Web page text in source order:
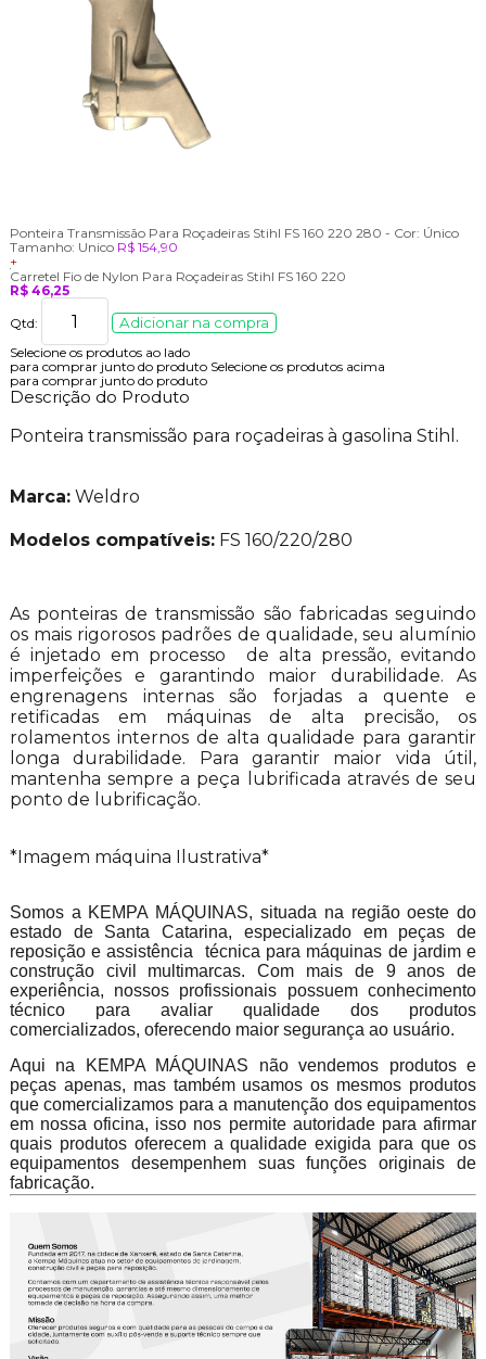
Ponteira Transmissão Para Roçadeiras Stihl FS 160 220 280 - Cor: Único
Tamanho: Unico R$ 154,90
+
Carretel Fio de Nylon Para Roçadeiras Stihl FS 160 220
R$ 46,25
Qtd:
Adicionar na compra
Selecione os produtos ao lado
para comprar junto do produto Selecione os produtos acima
para comprar junto do produto
Descrição do Produto
Ponteira transmissão para roçadeiras à gasolina Stihl.
Marca:Weldro
Modelos compatíveis:FS 160/220/280
As ponteiras de transmissão são fabricadas seguindo
os mais rigorosos padrões de qualidade, seu alumínio
é injetado em processo
de alta pressão, evitando
imperfeições e garantindo maior durabilidade. As
engrenagens internas são forjadas a quente e
retificadas em máquinas de alta precisão, os
rolamentos internos de alta qualidade para garantir
longa durabilidade. Para garantir maior vida útil,
mantenha sempre a peça lubrificada através de seu
ponto de lubrificação.
*Imagem máquina Ilustrativa*
Somos a KEMPA MÁQUINAS, situada na região oeste do
estado de Santa Catarina, especializado em peças de
reposição e assistência técnica para máquinas de jardim e
construção civil multimarcas. Com mais de 9 anos de
experiência, nossos profissionais possuem conhecimento
técnico para avaliar qualidade dos produtos
comercializados, oferecendo maior segurança ao usuário.
Aqui na KEMPA MÁQUINAS não vendemos produtos e
peças apenas, mas também usamos os mesmos produtos
que comercializamos para a manutenção dos equipamentos
em nossa oficina, isso nos permite autoridade para afirmar
quais produtos oferecem a qualidade exigida para que os
equipamentos desempenhem suas funções originais de
fabricação.